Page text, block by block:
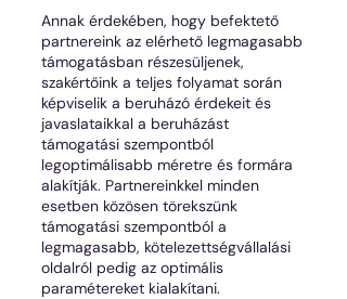
Annak érdekében, hogy befektető
partnereink az elérhető legmagasabb
támogatásban részesüljenek,
szakértőink a teljes folyamat során
képviselik a beruházó érdekeit és
javaslataikkal a beruházást
támogatási szempontból
legoptimálisabb méretre és formára
alakítják. Partnereinkkel minden
esetben közösen törekszünk
támogatási szempontból a
legmagasabb, kötelezettségvállalási
oldalról pedig az optimális
paramétereket kialakítani.